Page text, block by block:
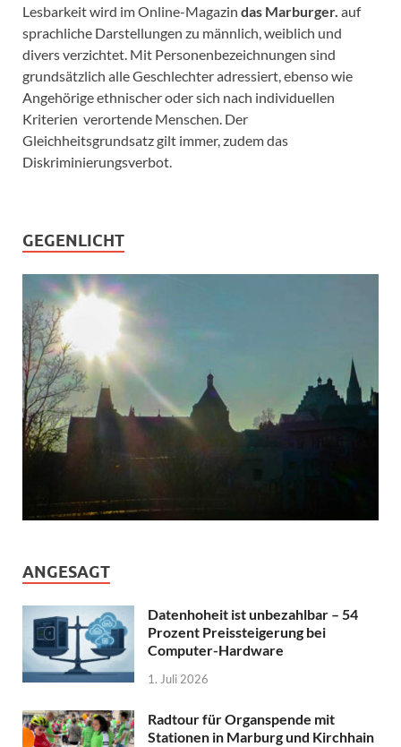
Lesbarkeit wird im Online-Magazin das Marburger. auf
sprachliche Darstellungen zu männlich, weiblich und
divers verzichtet. Mit Personenbezeichnungen sind
grundsätzlich alle Geschlechter adressiert, ebenso wie
Angehörige ethnischer oder sich nach individuellen
Kriterien verortende Menschen. Der
Gleichheitsgrundsatz gilt immer, zudem das
Diskriminierungsverbot.
GEGENLICHT
ANGESAGT
Datenhoheit ist unbezahlbar – 54
Prozent Preissteigerung bei
Computer-Hardware
1. Juli 2026
Radtour für Organspende mit
Stationen in Marburg und Kirchhain